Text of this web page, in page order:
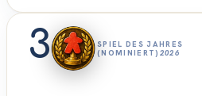
3
SPIEL DES JAHRES
(NOMINIERT) 2026